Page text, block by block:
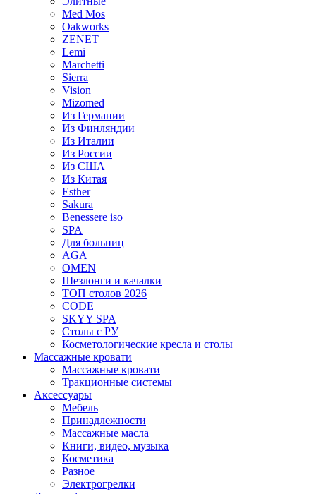
Med Mos
Oakworks
ZENET
Lemi
Marchetti
Sierra
Vision
Mizomed
Из Германии
Из Финляндии
Из Италии
Из России
Из США
Из Китая
Esther
Sakura
Benessere iso
SPA
Для больниц
AGA
OMEN
Шезлонги и качалки
ТОП столов 2026
CODE
SKYY SPA
Столы с РУ
Косметологические кресла и столы
Массажные кровати
Массажные кровати
Тракционные системы
Аксессуары
Мебель
Принадлежности
Массажные масла
Книги, видео, музыка
Косметика
Разное
Электрогрелки